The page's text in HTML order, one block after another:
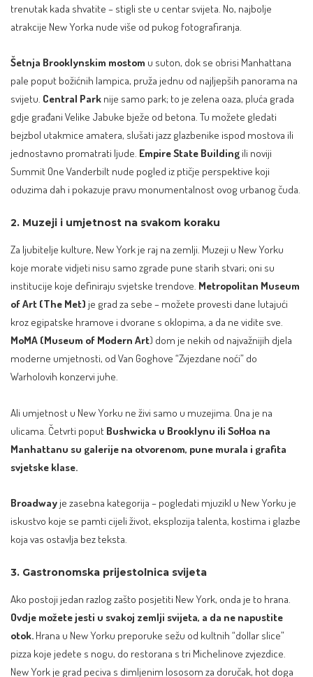
trenutak kada shvatite – stigli ste u centar svijeta. No, najbolje
atrakcije New Yorka nude više od pukog fotografiranja.
Šetnja Brooklynskim mostom u suton, dok se obrisi Manhattana
pale poput božićnih lampica, pruža jednu od najljepših panorama na
svijetu. Central Park nije samo park; to je zelena oaza, pluća grada
gdje građani Velike Jabuke bježe od betona. Tu možete gledati
bejzbol utakmice amatera, slušati jazz glazbenike ispod mostova ili
jednostavno promatrati ljude. Empire State Building ili noviji
Summit One Vanderbilt nude pogled iz ptičje perspektive koji
oduzima dah i pokazuje pravu monumentalnost ovog urbanog čuda.
2. Muzeji i umjetnost na svakom koraku
Za ljubitelje kulture, New York je raj na zemlji. Muzeji u New Yorku
koje morate vidjeti nisu samo zgrade pune starih stvari; oni su
institucije koje definiraju svjetske trendove. Metropolitan Museum
of Art (The Met) je grad za sebe – možete provesti dane lutajući
kroz egipatske hramove i dvorane s oklopima, a da ne vidite sve.
MoMA (Museum of Modern Art) dom je nekih od najvažnijih djela
moderne umjetnosti, od Van Goghove “Zvjezdane noći” do
Warholovih konzervi juhe.
Ali umjetnost u New Yorku ne živi samo u muzejima. Ona je na
ulicama. Četvrti poput Bushwicka u Brooklynu ili SoHoa na
Manhattanu su galerije na otvorenom, pune murala i grafita
svjetske klase.
Broadway je zasebna kategorija – pogledati mjuzikl u New Yorku je
iskustvo koje se pamti cijeli život, eksplozija talenta, kostima i glazbe
koja vas ostavlja bez teksta.
3. Gastronomska prijestolnica svijeta
Ako postoji jedan razlog zašto posjetiti New York, onda je to hrana.
Ovdje možete jesti u svakoj zemlji svijeta, a da ne napustite
otok. Hrana u New Yorku preporuke sežu od kultnih “dollar slice”
pizza koje jedete s nogu, do restorana s tri Michelinove zvjezdice.
New York je grad peciva s dimljenim lososom za doručak, hot doga